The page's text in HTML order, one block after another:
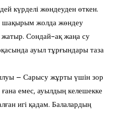
күрделі жөндеуден өткен.
шақырым жолда жөндеу
Сондай-ақ жаңа су
ауыл тұрғындары таза
– Сарысу жұрты үшін зор
емес, ауылдың келешекке
игі қадам. Балалардың